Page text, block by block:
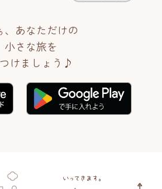
、あなただけの
小さな旅を
けましょう♪